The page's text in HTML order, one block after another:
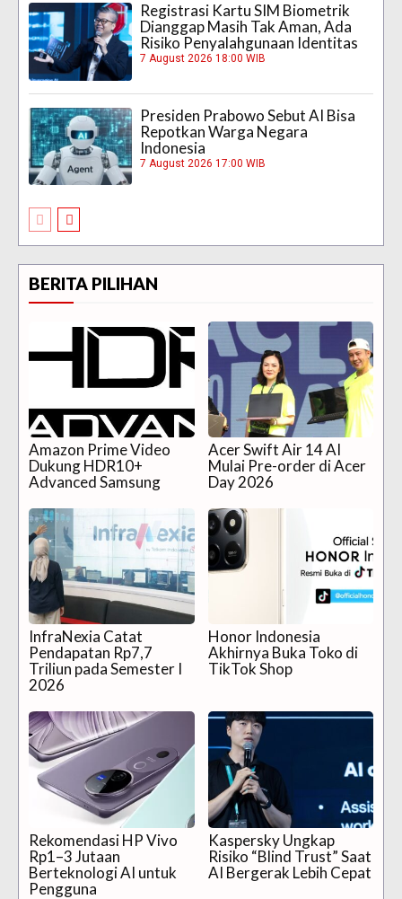
Registrasi Kartu SIM Biometrik
Dianggap Masih Tak Aman, Ada
Risiko Penyalahgunaan Identitas
7 August 2026 18:00 WIB
Presiden Prabowo Sebut AI Bisa
Repotkan Warga Negara
Indonesia
7 August 2026 17:00 WIB
BERITA PILIHAN
Amazon Prime Video
Dukung HDR10+
Advanced Samsung
Acer Swift Air 14 AI
Mulai Pre-order di Acer
Day 2026
InfraNexia Catat
Pendapatan Rp7,7
Triliun pada Semester I
2026
Honor Indonesia
Akhirnya Buka Toko di
TikTok Shop
Rekomendasi HP Vivo
Rp1–3 Jutaan
Berteknologi AI untuk
Pengguna
Kaspersky Ungkap
Risiko “Blind Trust” Saat
AI Bergerak Lebih Cepat